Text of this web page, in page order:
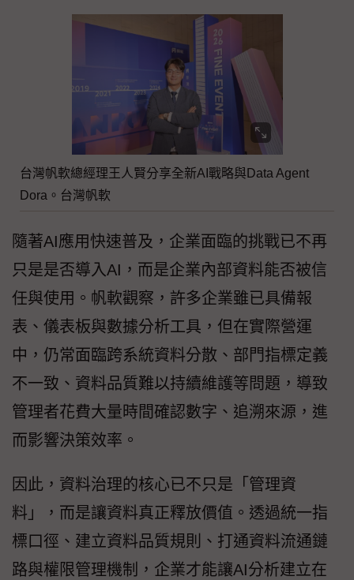
台灣帆軟總經理王人賢分享全新AI戰略與Data Agent
Dora。台灣帆軟
隨著AI應用快速普及，企業面臨的挑戰已不再
只是是否導入AI，而是企業內部資料能否被信
任與使用。帆軟觀察，許多企業雖已具備報
表、儀表板與數據分析工具，但在實際營運
中，仍常面臨跨系統資料分散、部門指標定義
不一致、資料品質難以持續維護等問題，導致
管理者花費大量時間確認數字、追溯來源，進
而影響決策效率。
因此，資料治理的核心已不只是「管理資
料」，而是讓資料真正釋放價值。透過統一指
標口徑、建立資料品質規則、打通資料流通鏈
路與權限管理機制，企業才能讓AI分析建立在